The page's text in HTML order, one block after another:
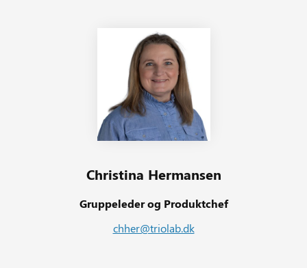
Christina Hermansen
Gruppeleder og Produktchef
chher@triolab.dk